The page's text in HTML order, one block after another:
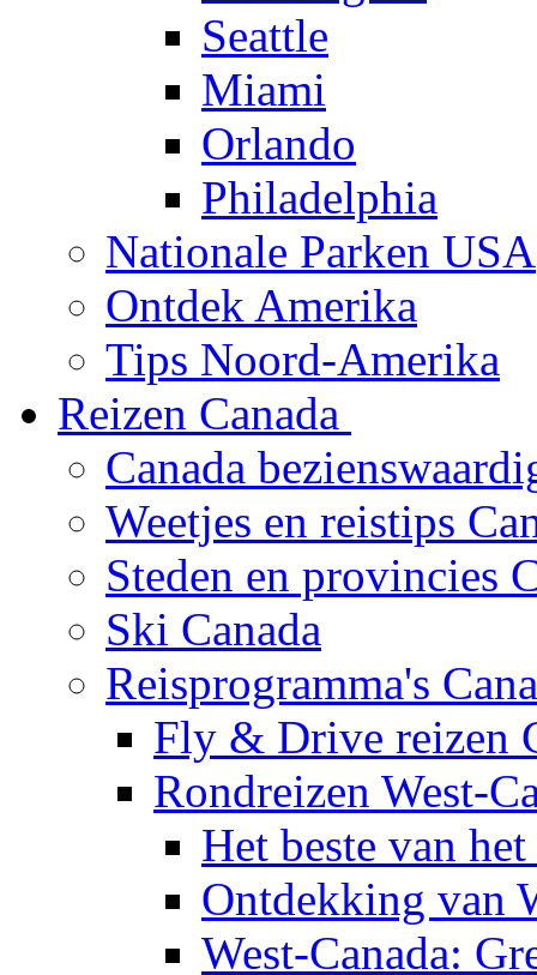
Seattle
Miami
Orlando
Philadelphia
Nationale Parken USA
Ontdek Amerika
Tips Noord-Amerika
Reizen Canada
Canada
Weetjes en reistips
Steden en provincies
Ski Canada
Reisprogramma's
Fly & Drive reizen
Rondreizen West-
Het beste van
Ontdekking van
West-Canada: